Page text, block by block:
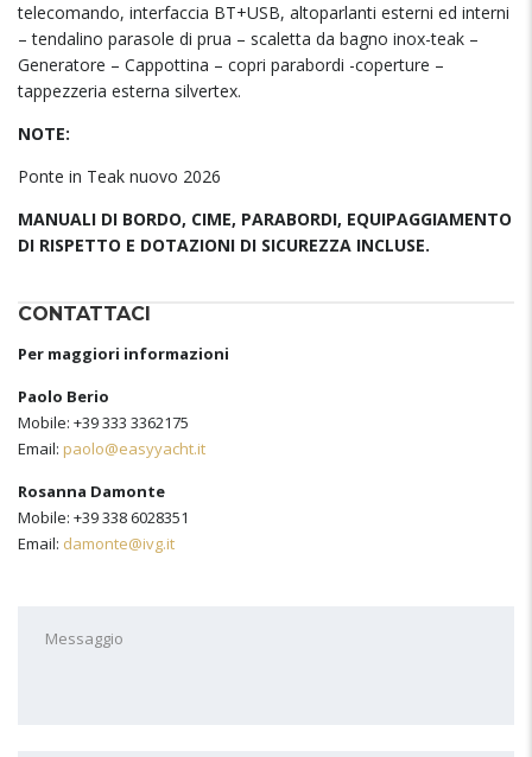
telecomando, interfaccia BT+USB, altoparlanti esterni ed interni
– tendalino parasole di prua – scaletta da bagno inox-teak –
Generatore – Cappottina – copri parabordi -coperture –
tappezzeria esterna silvertex.
NOTE:
Ponte in Teak nuovo 2026
MANUALI DI BORDO, CIME, PARABORDI, EQUIPAGGIAMENTO
DI RISPETTO E DOTAZIONI DI SICUREZZA INCLUSE.
CONTATTACI
Per maggiori informazioni
Paolo Berio
Mobile: +39 333 3362175
Email: paolo@easyyacht.it
Rosanna Damonte
Mobile: +39 338 6028351
Email: damonte@ivg.it